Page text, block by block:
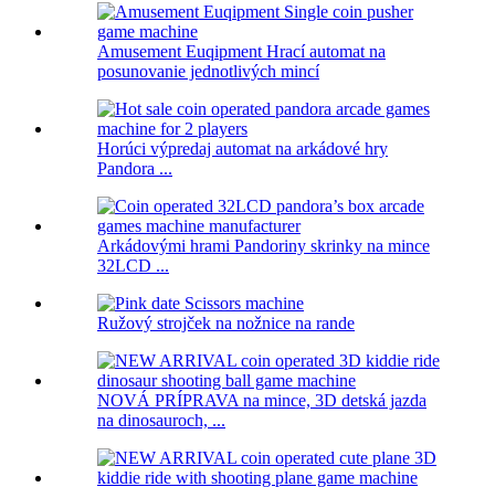
Amusement Euqipment Hrací automat na
posunovanie jednotlivých mincí
Horúci výpredaj automat na arkádové hry
Pandora ...
Arkádovými hrami Pandoriny skrinky na mince
32LCD ...
Ružový strojček na nožnice na rande
NOVÁ PRÍPRAVA na mince, 3D detská jazda
na dinosauroch, ...